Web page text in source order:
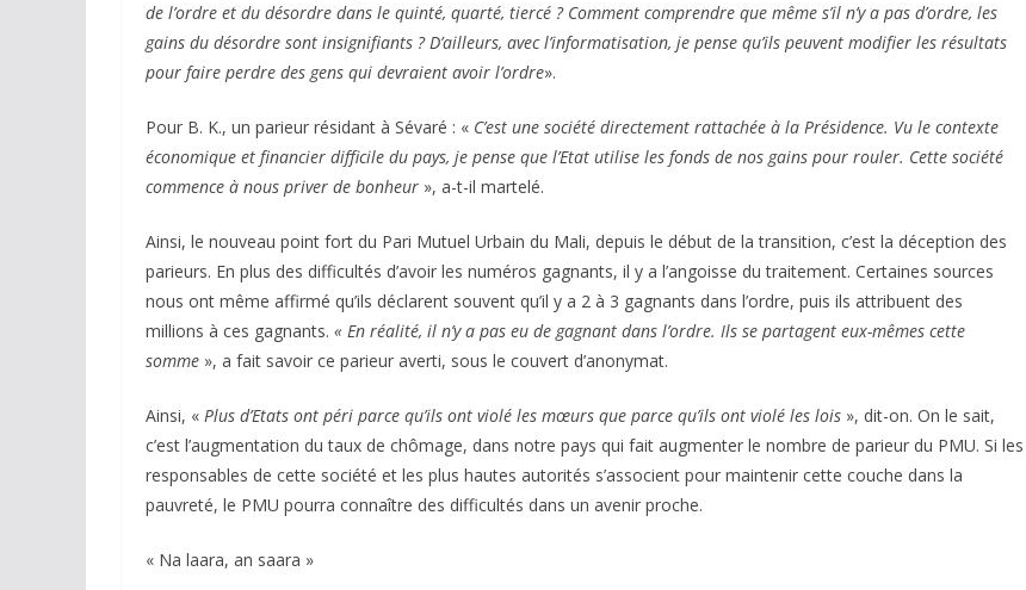
de l’ordre et du désordre dans le quinté, quarté, tiercé ? Comment comprendre que même s’il n’y a pas d’ordre, les
gains du désordre sont insignifiants ? D’ailleurs, avec l’informatisation, je pense qu’ils peuvent modifier les résultats
pour faire perdre des gens qui devraient avoir l’ordre».
Pour B. K., un parieur résidant à Sévaré : « C’est une société directement rattachée à la Présidence. Vu le contexte
économique et financier difficile du pays, je pense que l’Etat utilise les fonds de nos gains pour rouler. Cette société
commence à nous priver de bonheur », a-t-il martelé.
Ainsi, le nouveau point fort du Pari Mutuel Urbain du Mali, depuis le début de la transition, c’est la déception des
parieurs. En plus des difficultés d’avoir les numéros gagnants, il y a l’angoisse du traitement. Certaines sources
nous ont même affirmé qu’ils déclarent souvent qu’il y a 2 à 3 gagnants dans l’ordre, puis ils attribuent des
millions à ces gagnants. « En réalité, il n’y a pas eu de gagnant dans l’ordre. Ils se partagent eux-mêmes cette
somme », a fait savoir ce parieur averti, sous le couvert d’anonymat.
Ainsi, « Plus d’Etats ont péri parce qu’ils ont violé les mœurs que parce qu’ils ont violé les lois », dit-on. On le sait,
c’est l’augmentation du taux de chômage, dans notre pays qui fait augmenter le nombre de parieur du PMU. Si les
responsables de cette société et les plus hautes autorités s’associent pour maintenir cette couche dans la
pauvreté, le PMU pourra connaître des difficultés dans un avenir proche.
« Na laara, an saara »